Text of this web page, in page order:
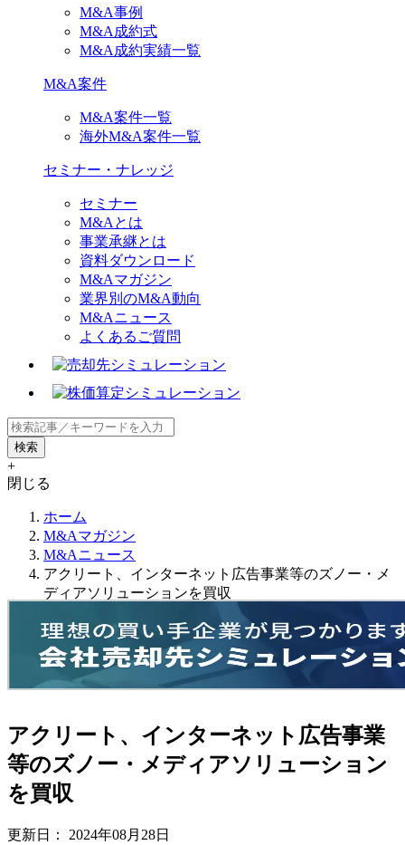
M&A事例
M&A成約式
M&A成約実績一覧
M&A案件
M&A案件一覧
海外M&A案件一覧
セミナー・ナレッジ
セミナー
M&Aとは
事業承継とは
資料ダウンロード
M&Aマガジン
業界別のM&A動向
M&Aニュース
よくあるご質問
+
閉じる
ホーム
M&Aマガジン
M&Aニュース
アクリート、インターネット広告事業等のズノー・メ
ディアソリューションを買収
アクリート、インターネット広告事業
等のズノー・メディアソリューション
を買収
更新日： 2024年08月28日